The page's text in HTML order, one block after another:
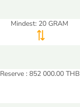
Mindest: 20 GRAM
Reserve : 852 000.00 THB